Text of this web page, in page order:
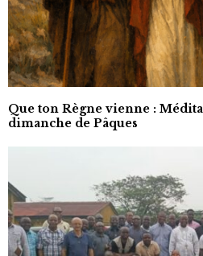
Que ton Règne vienne :
dimanche de Pâques